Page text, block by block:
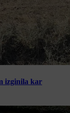
izginila kar